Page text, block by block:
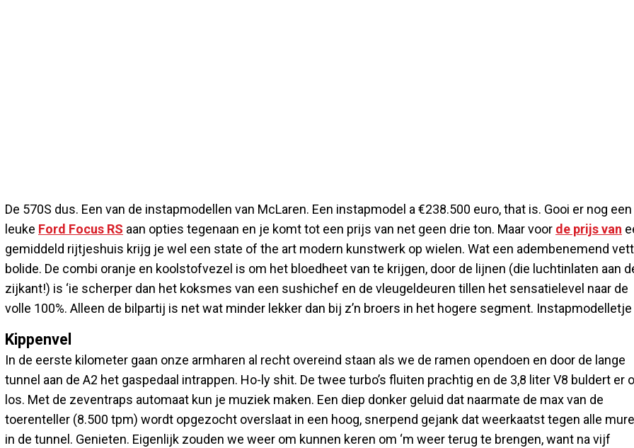
De 570S dus. Een van de instapmodellen van McLaren. Een instapmodel a €238.500 euro, that is. Gooi er nog een
leuke Ford Focus RS aan opties tegenaan en je komt tot een prijs van net geen drie ton. Maar voor de prijs van
gemiddeld rijtjeshuis krijg je wel een state of the art modern kunstwerk op wielen. Wat een adembenemend
bolide. De combi oranje en koolstofvezel is om het bloedheet van te krijgen, door de lijnen (die luchtinlaten aan
zijkant!) is ‘ie scherper dan het koksmes van een sushichef en de vleugeldeuren tillen het sensatielevel naar de
volle 100%. Alleen de bilpartij is net wat minder lekker dan bij z’n broers in het hogere segment. Instapmodelletje
Kippenvel
In de eerste kilometer gaan onze armharen al recht overeind staan als we de ramen opendoen en door de lange
tunnel aan de A2 het gaspedaal intrappen. Ho-ly shit. De twee turbo’s fluiten prachtig en de 3,8 liter V8 buldert er
los. Met de zeventraps automaat kun je muziek maken. Een diep donker geluid dat naarmate de max van de
toerenteller (8.500 tpm) wordt opgezocht overslaat in een hoog, snerpend gejank dat weerkaatst tegen alle
in de tunnel. Genieten. Eigenlijk zouden we weer om kunnen keren om ‘m weer terug te brengen, want na vijf